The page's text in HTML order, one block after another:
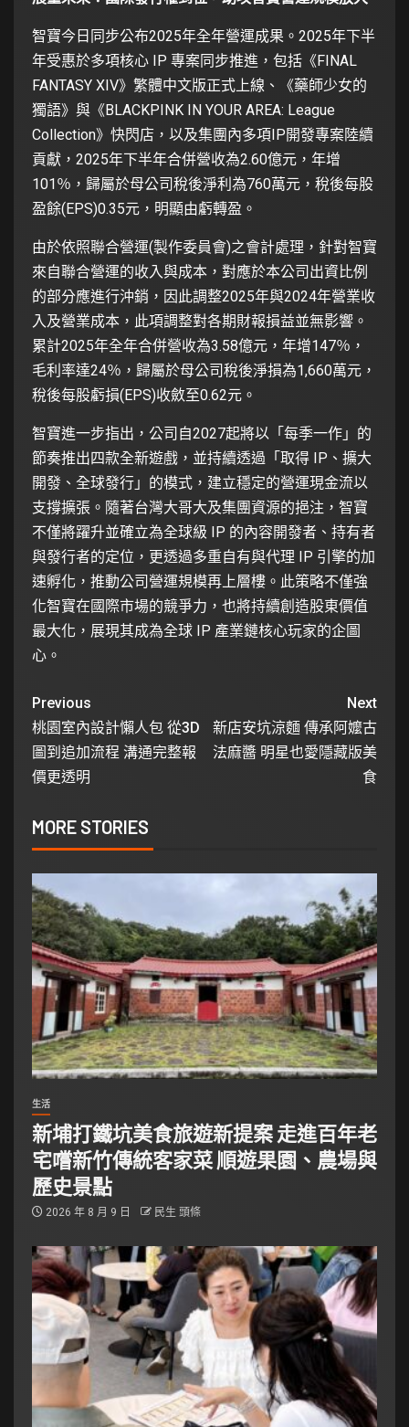
智寶今日同步公布2025年全年營運成果。2025年下半
年受惠於多項核心 IP 專案同步推進，包括《FINAL
FANTASY XIV》繁體中文版正式上線、《藥師少女的
獨語》與《BLACKPINK IN YOUR AREA: League
Collection》快閃店，以及集團內多項IP開發專案陸續
貢獻，2025年下半年合併營收為2.60億元，年增
101％，歸屬於母公司稅後淨利為760萬元，稅後每股
盈餘(EPS)0.35元，明顯由虧轉盈。
由於依照聯合營運(製作委員會)之會計處理，針對智寶
來自聯合營運的收入與成本，對應於本公司出資比例
的部分應進行沖銷，因此調整2025年與2024年營業收
入及營業成本，此項調整對各期財報損益並無影響。
累計2025年全年合併營收為3.58億元，年增147％，
毛利率達24％，歸屬於母公司稅後淨損為1,660萬元，
稅後每股虧損(EPS)收斂至0.62元。
智寶進一步指出，公司自2027起將以「每季一作」的
節奏推出四款全新遊戲，並持續透過「取得 IP、擴大
開發、全球發行」的模式，建立穩定的營運現金流以
支撐擴張。隨著台灣大哥大及集團資源的挹注，智寶
不僅將躍升並確立為全球級 IP 的內容開發者、持有者
與發行者的定位，更透過多重自有與代理 IP 引擎的加
速孵化，推動公司營運規模再上層樓。此策略不僅強
化智寶在國際市場的競爭力，也將持續創造股東價值
最大化，展現其成為全球 IP 產業鏈核心玩家的企圖
心。
Previous
桃園室內設計懶人包 從3D
圖到追加流程 溝通完整報
價更透明
Next
新店安坑涼麵 傳承阿嬤古
法麻醬 明星也愛隱藏版美
食
MORE STORIES
生活
新埔打鐵坑美食旅遊新提案 走進百年老
宅嚐新竹傳統客家菜 順遊果園、農場與
歷史景點
2026 年 8 月 9 日 民生 頭條